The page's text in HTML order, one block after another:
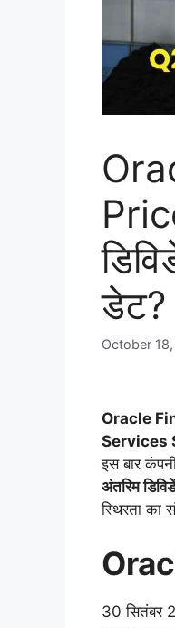
डेट?
October
Oracle
Services
इस बार
अंतरिम
स्थिरता का
30 सितंबर